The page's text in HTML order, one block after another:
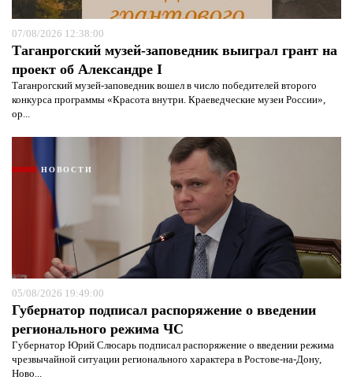
07/08/2026 12:38:00
Таганрогский музей-заповедник выиграл грант на
проект об Александре I
Таганрогский музей-заповедник вошел в число победителей второго
конкурса программы «Красота внутри. Краеведческие музеи России»,
ор...
НОВОСТИ
05/08/2026 19:49:00
Губернатор подписал распоряжение о введении
регионального режима ЧС
Губернатор Юрий Слюсарь подписал распоряжение о введении режима
чрезвычайной ситуации регионального характера в Ростове-на-Дону,
Ново...
Я согласен сполитикой конфиденциальности и
защиты информации*
Я согласен сполитикой конфиденциальности и
защиты информации*